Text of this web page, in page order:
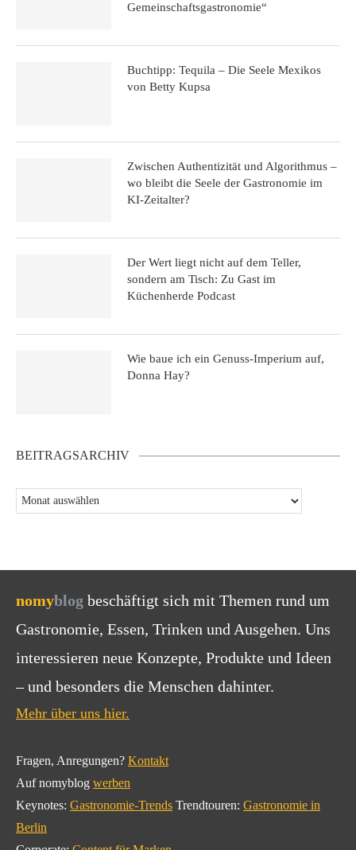
Gemeinschaftsgastronomie“
Buchtipp: Tequila – Die Seele Mexikos
von Betty Kupsa
Zwischen Authentizität und Algorithmus –
wo bleibt die Seele der Gastronomie im
KI-Zeitalter?
Der Wert liegt nicht auf dem Teller,
sondern am Tisch: Zu Gast im
Küchenherde Podcast
Wie baue ich ein Genuss-Imperium auf,
Donna Hay?
BEITRAGSARCHIV
nomyblog beschäftigt sich mit Themen rund um
Gastronomie, Essen, Trinken und Ausgehen. Uns
interessieren neue Konzepte, Produkte und Ideen
– und besonders die Menschen dahinter.
Mehr über uns hier.
Fragen, Anregungen? Kontakt
Auf nomyblog werben
Keynotes: Gastronomie-Trends Trendtouren: Gastronomie in
Berlin